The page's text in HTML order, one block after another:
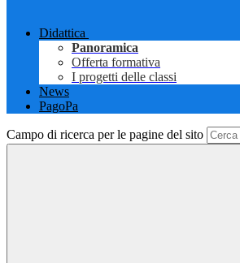
Didattica
Panoramica
Offerta formativa
I progetti delle classi
News
PagoPa
Campo di ricerca per le pagine del sito